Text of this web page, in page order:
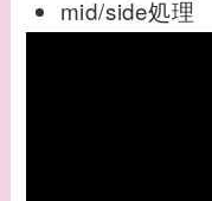
mid/side処理